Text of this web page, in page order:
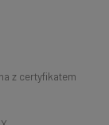
z certyfikatem